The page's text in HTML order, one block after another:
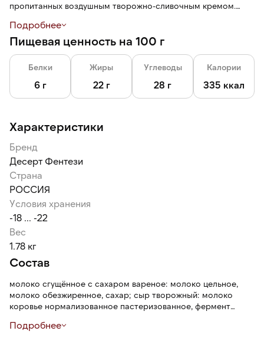
пропитанных воздушным творожно-сливочным кремом.
У торта сливочно-молочный вкус с выраженными
карамельными нотами и легкий бисквитный аромат.
Подробнее
Пищевая ценность на 100 г
Белки
6 г
Жиры
22 г
Углеводы
28 г
Калории
335 ккал
Характеристики
Бренд
Десерт Фентези
Страна
РОССИЯ
Условия хранения
-18 ... -22
Вес
1.78 кг
Состав
молоко сгущённое с сахаром вареное: молоко цельное,
молоко обезжиренное, сахар; сыр творожный: молоко
коровье нормализованное пастеризованное, фермент
закваска бактериальная, стабилизатор (камедь рожкового
Подробнее